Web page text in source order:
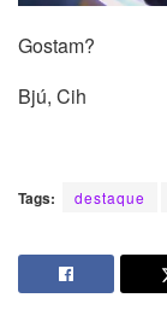
Gostam?
Bjú, Cih
Tags: destaque